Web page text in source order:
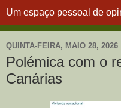
Um espaço pessoal de
QUINTA-FEIRA, MAIO 28, 2026
Polémica com o
Canárias